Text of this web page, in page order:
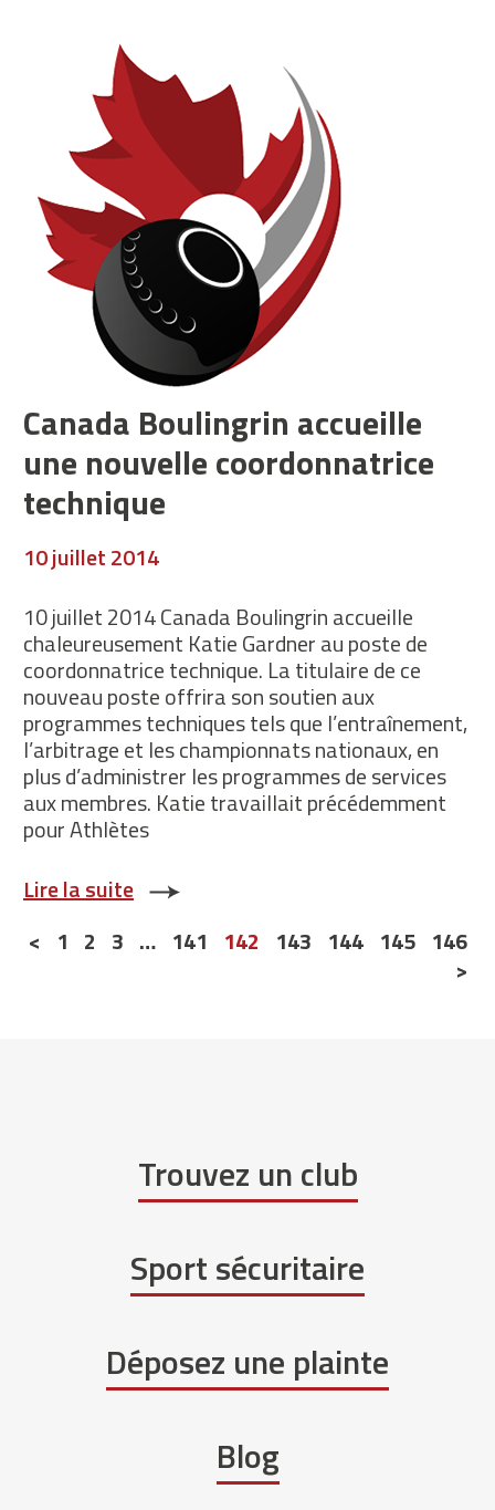
Canada Boulingrin accueille
une nouvelle coordonnatrice
technique
10 juillet 2014
10 juillet 2014 Canada Boulingrin accueille
chaleureusement Katie Gardner au poste de
coordonnatrice technique. La titulaire de ce
nouveau poste offrira son soutien aux
programmes techniques tels que l’entraînement,
l’arbitrage et les championnats nationaux, en
plus d’administrer les programmes de services
aux membres. Katie travaillait précédemment
pour Athlètes
Lire la suite
Posts
< 1 2 3 … 141 142 143 144 145 146
>
Trouvez un club
Sport sécuritaire
Déposez une plainte
Blog